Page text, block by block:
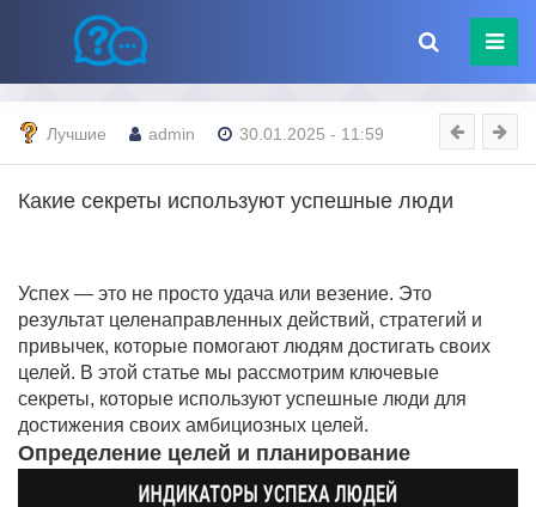
Лучшие admin 30.01.2025 - 11:59
Какие секреты используют успешные люди
Успех — это не просто удача или везение. Это
результат целенаправленных действий, стратегий и
привычек, которые помогают людям достигать своих
целей. В этой статье мы рассмотрим ключевые
секреты, которые используют успешные люди для
достижения своих амбициозных целей.
Определение целей и планирование